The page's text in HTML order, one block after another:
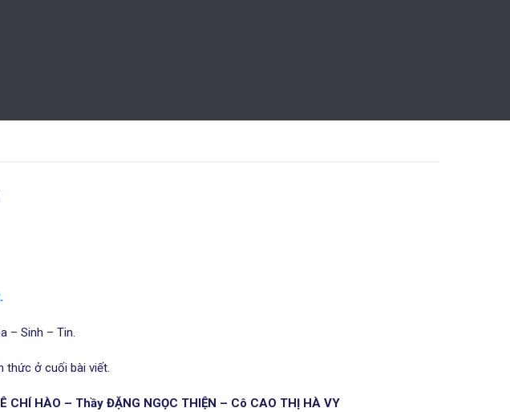
– Sinh – Tin.
thức ở cuối bài viết.
CHÍ HÀO – Thầy ĐẶNG NGỌC THIỆN – Cô CAO THỊ HÀ VY